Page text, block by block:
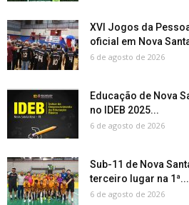
XVI Jogos da
oficial em Nova
6 de agosto de 2026
Educação de Nova
no IDEB 2025...
6 de agosto de 2026
Sub-11 de Nova
terceiro lugar na 1ª...
6 de agosto de 2026